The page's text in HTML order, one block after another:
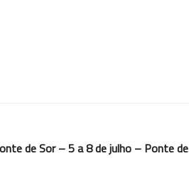
de Sor – 5 a 8 de julho – Ponte de